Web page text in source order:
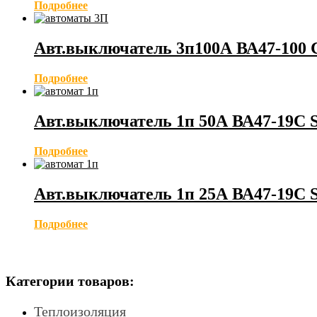
Подробнее
Авт.выключатель 3п100А ВА47-100
Подробнее
Авт.выключатель 1п 50А ВА47-19С
Подробнее
Авт.выключатель 1п 25А ВА47-19С
Подробнее
Категории товаров:
Теплоизоляция